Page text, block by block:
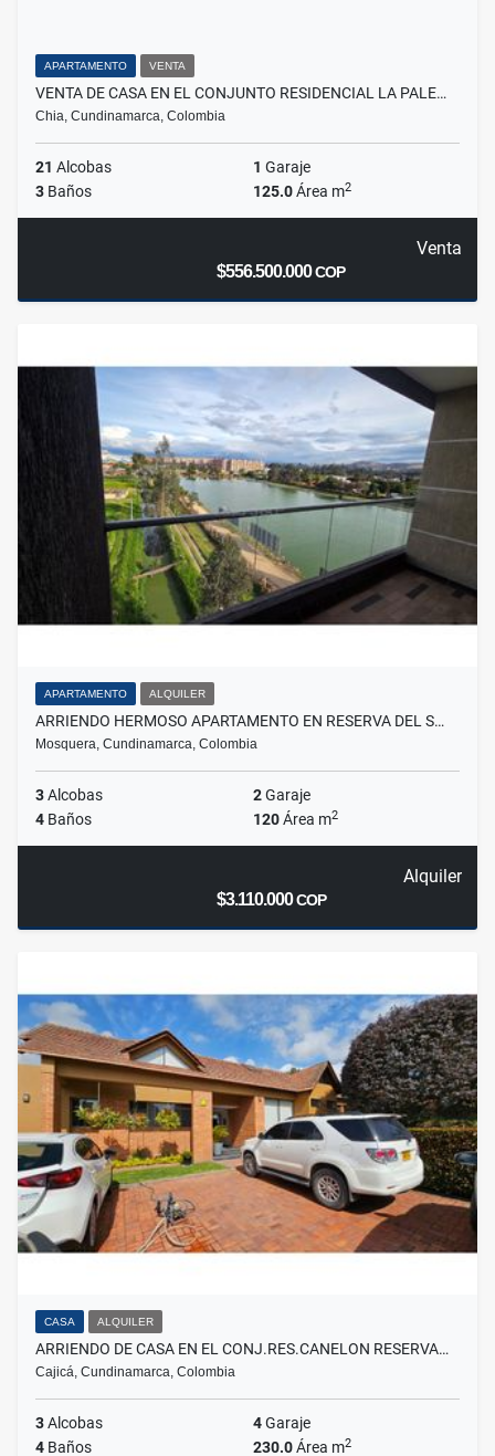
APARTAMENTO VENTA
VENTA DE CASA EN EL CONJUNTO RESIDENCIAL LA PALE…
Chia, Cundinamarca, Colombia
21 Alcobas 1 Garaje
3 Baños 125.0Área m2
Venta
$556.500.000COP
APARTAMENTO ALQUILER
ARRIENDO HERMOSO APARTAMENTO EN RESERVA DEL S…
Mosquera, Cundinamarca, Colombia
3Alcobas 2Garaje
4 Baños 120Área m2
Alquiler
$3.110.000COP
CASA ALQUILER
ARRIENDO DE CASA EN EL CONJ.RES.CANELON RESERVA…
Cajicá, Cundinamarca, Colombia
3Alcobas 4Garaje
4 Baños 230.0Área m2